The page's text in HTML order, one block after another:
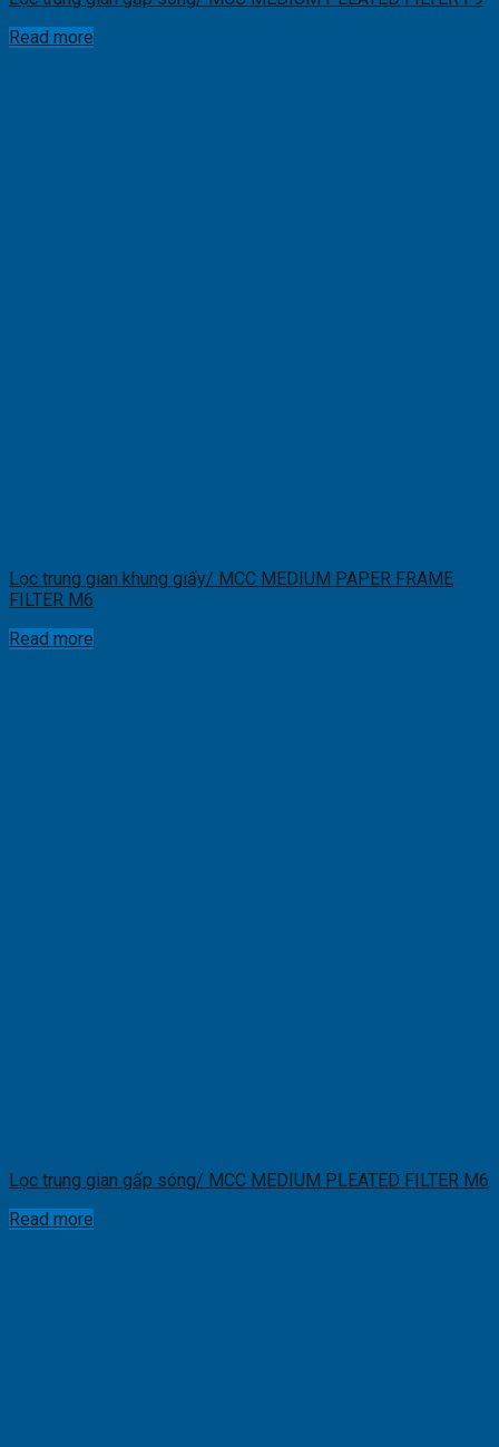
Read more
Lọc trung gian khung giấy/ MCC MEDIUM PAPER FRAME
FILTER M6
Read more
Lọc trung gian gấp sóng/ MCC MEDIUM PLEATED FILTER M6
Read more